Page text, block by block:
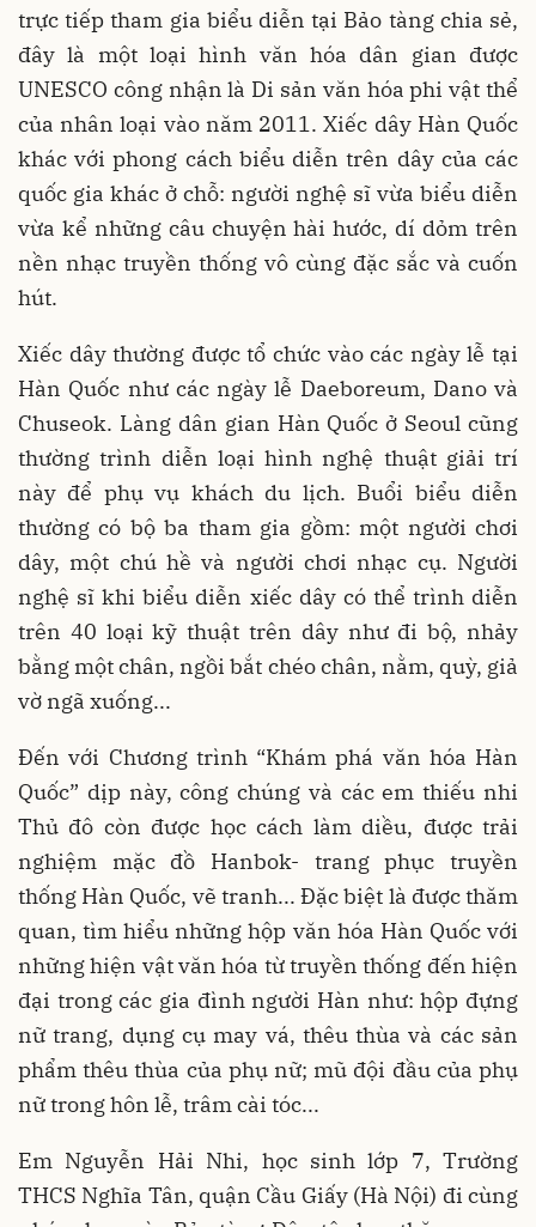
trực tiếp tham gia biểu diễn tại Bảo tàng chia sẻ,
đây là một loại hình văn hóa dân gian được
UNESCO công nhận là Di sản văn hóa phi vật thể
của nhân loại vào năm 2011. Xiếc dây Hàn Quốc
khác với phong cách biểu diễn trên dây của các
quốc gia khác ở chỗ: người nghệ sĩ vừa biểu diễn
vừa kể những câu chuyện hài hước, dí dỏm trên
nền nhạc truyền thống vô cùng đặc sắc và cuốn
hút.
Xiếc dây thường được tổ chức vào các ngày lễ tại
Hàn Quốc như các ngày lễ Daeboreum, Dano và
Chuseok. Làng dân gian Hàn Quốc ở Seoul cũng
thường trình diễn loại hình nghệ thuật giải trí
này để phụ vụ khách du lịch. Buổi biểu diễn
thường có bộ ba tham gia gồm: một người chơi
dây, một chú hề và người chơi nhạc cụ. Người
nghệ sĩ khi biểu diễn xiếc dây có thể trình diễn
trên 40 loại kỹ thuật trên dây như đi bộ, nhảy
bằng một chân, ngồi bắt chéo chân, nằm, quỳ, giả
vờ ngã xuống...
Đến với Chương trình “Khám phá văn hóa Hàn
Quốc” dịp này, công chúng và các em thiếu nhi
Thủ đô còn được học cách làm diều, được trải
nghiệm mặc đồ Hanbok- trang phục truyền
thống Hàn Quốc, vẽ tranh... Đặc biệt là được thăm
quan, tìm hiểu những hộp văn hóa Hàn Quốc với
những hiện vật văn hóa từ truyền thống đến hiện
đại trong các gia đình người Hàn như: hộp đựng
nữ trang, dụng cụ may vá, thêu thùa và các sản
phẩm thêu thùa của phụ nữ; mũ đội đầu của phụ
nữ trong hôn lễ, trâm cài tóc...
Em Nguyễn Hải Nhi, học sinh lớp 7, Trường
THCS Nghĩa Tân, quận Cầu Giấy (Hà Nội) đi cùng